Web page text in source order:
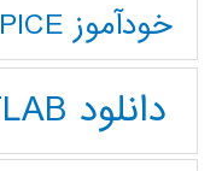
خودآموز HSPICE
دانلود MATLAB